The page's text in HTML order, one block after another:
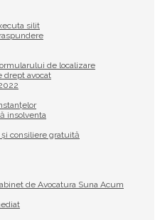
silit
de localizare
drept avocat
insolventa
consiliere gratuită
de Avocatura Suna Acum